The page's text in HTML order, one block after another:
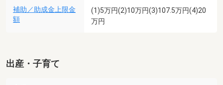
補助／助成金上限金
額
(1)5万円(2)10万円(3)107.5万円(4)20
万円
出産・子育て